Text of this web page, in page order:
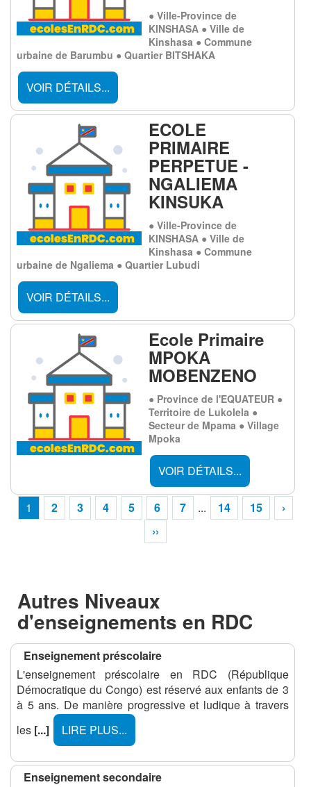
● Ville-Province de
KINSHASA ● Ville de
Kinshasa ● Commune
urbaine de Barumbu ● Quartier BITSHAKA
VOIR DÉTAILS...
ECOLE
PRIMAIRE
PERPETUE -
NGALIEMA
KINSUKA
● Ville-Province de
KINSHASA ● Ville de
Kinshasa ● Commune
urbaine de Ngaliema ● Quartier Lubudi
VOIR DÉTAILS...
Ecole Primaire
MPOKA
MOBENZENO
● Province de l'EQUATEUR ●
Territoire de Lukolela ●
Secteur de Mpama ● Village
Mpoka
VOIR DÉTAILS...
1 2 3 4 5 6 7 ... 14 15
›
››
Autres Niveaux
d'enseignements en RDC
Enseignement préscolaire
L'enseignement préscolaire en RDC (République
Démocratique du Congo) est réservé aux enfants de 3
à 5 ans. De manière progressive et ludique à travers
les [...] LIRE PLUS...
Enseignement secondaire